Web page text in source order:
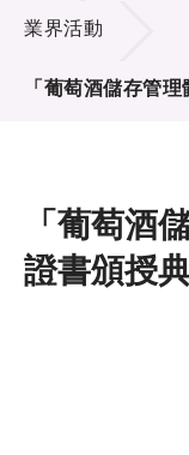
項目及資助
新聞中心
業界活動
「葡萄酒儲存管
「葡萄酒
證書頒授